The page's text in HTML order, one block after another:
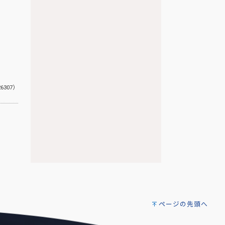
）
ページの先頭へ